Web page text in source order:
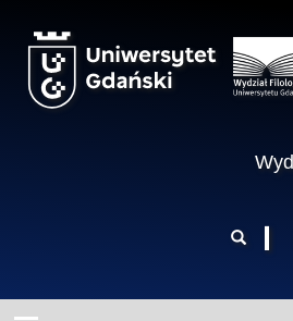
wyszukiwania